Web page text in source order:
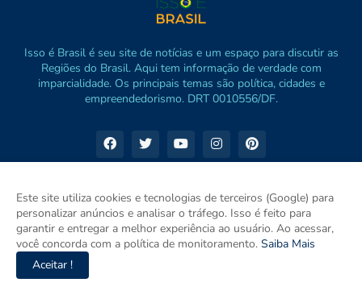
Isso é Brasil é seu site de notícias e um espaço para discutir as
Regiões do Brasil. Aqui tem informação de verdade com
imparcialidade. Os principais temas são política, cidades e
empreendedorismo. DRT 0010556/DF.
Este site utiliza cookies e tecnologias de terceiros (Google) para
personalizar anúncios e analisar o tráfego. Isso é feito para
garantir e entregar a melhor experiência ao usuário. Ao acessar,
você concorda com a política de monitoramento. Saiba Mais
Aceitar !